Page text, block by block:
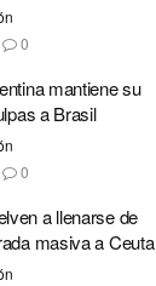
0
mantiene su
a Brasil
0
a llenarse de
masiva a Ceuta